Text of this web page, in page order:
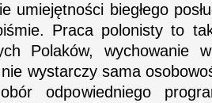
umiejętności biegłego
Praca polonisty to
Polaków, wychowanie
wystarczy sama
odpowiedniego